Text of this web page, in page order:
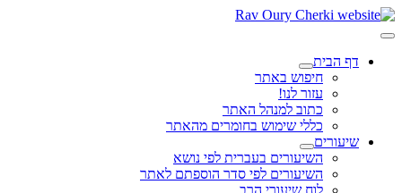
דף הבית
חיפוש באתר
עזור לנו!
כתוב למנהל האתר
כללי שימוש בחומרים מהאתר
שיעורים
השיעורים בעברית לפי נושא
השיעורים לפי סדר הוספתם לאתר
לוח שיעורי הרב